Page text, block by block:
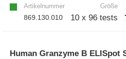
Artikelnummer Größe
869.130.010 10 x 96 tests
Human Granzyme B ELISpot